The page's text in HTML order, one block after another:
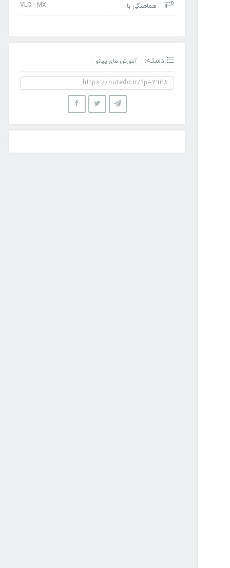
هماهنگی با: VLC - MX
دسته: آموزش های پیانو